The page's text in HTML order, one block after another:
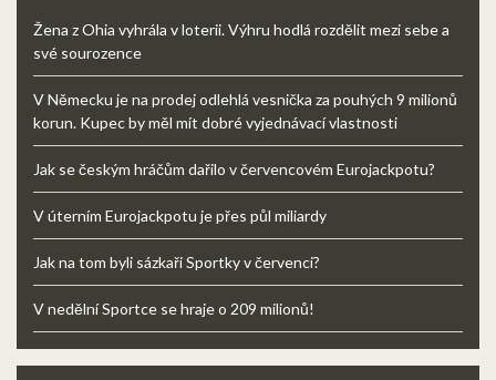
Žena z Ohia vyhrála v loterii. Výhru hodlá rozdělit mezi sebe a
své sourozence
V Německu je na prodej odlehlá vesnička za pouhých 9 milionů
korun. Kupec by měl mít dobré vyjednávací vlastnosti
Jak se českým hráčům dařilo v červencovém Eurojackpotu?
V úterním Eurojackpotu je přes půl miliardy
Jak na tom byli sázkaři Sportky v červenci?
V nedělní Sportce se hraje o 209 milionů!